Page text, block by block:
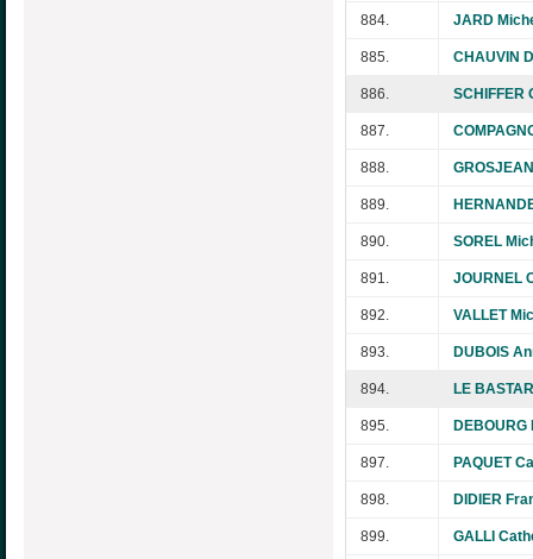
884. JARD
885. CHAUVIN
886. SCHIFFER
887.
888.
889.
890. SOREL
891. JOURNEL
892. VALLET
893. DUBOIS
894. LE
895. DEBOURG
897. PAQUET
898. DIDIER
899. GALLI